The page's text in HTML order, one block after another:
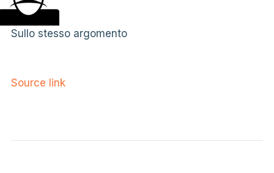
Sullo stesso argomento
Source link